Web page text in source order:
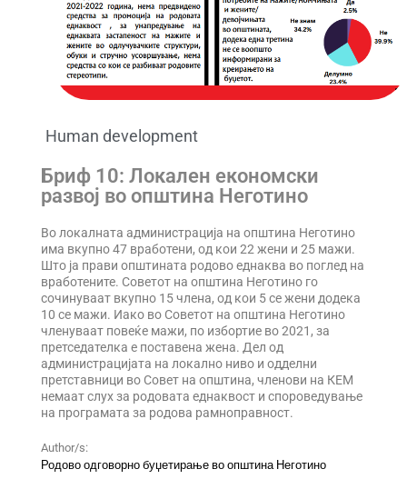
Human development
Бриф 10: Локален економски
развој во општина Неготино
Во локалната администрација на општина Неготино
има вкупно 47 вработени, од кои 22 жени и 25 мажи.
Што ја прави општината родово еднаква во поглед на
вработените. Советот на општина Неготино го
сочинуваат вкупно 15 члена, од кои 5 се жени додека
10 се мажи. Иако во Советот на општина Неготино
членуваат повеќе мажи, по избортие во 2021, за
претседателка е поставена жена. Дел од
администрацијата на локално ниво и одделни
претставници во Совет на општина, членови на КЕМ
немаат слух за родовата еднаквост и спороведување
на програмата за родова рамноправност.
Author/s:
Родово одговорно буџетирање во општина Неготино